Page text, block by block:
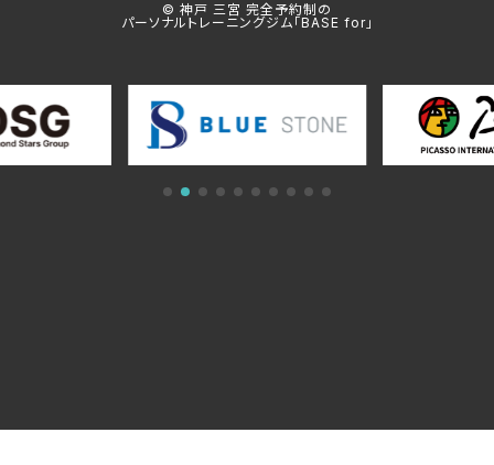
© 神戸 三宮 完全予約制の
パーソナルトレーニングジム「BASE for」